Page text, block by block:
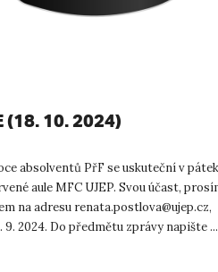
(18. 10. 2024)
absolventů PřF se uskuteční v pátek
aule MFC UJEP. Svou účast,
na adresu renata.postlova@ujep.cz,
9. 2024. Do předmětu zprávy napište ...